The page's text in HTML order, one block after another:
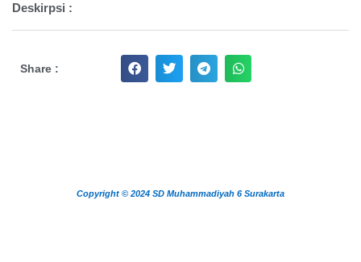
Deskirpsi :
Share :
Copyright © 2024 SD Muhammadiyah 6 Surakarta